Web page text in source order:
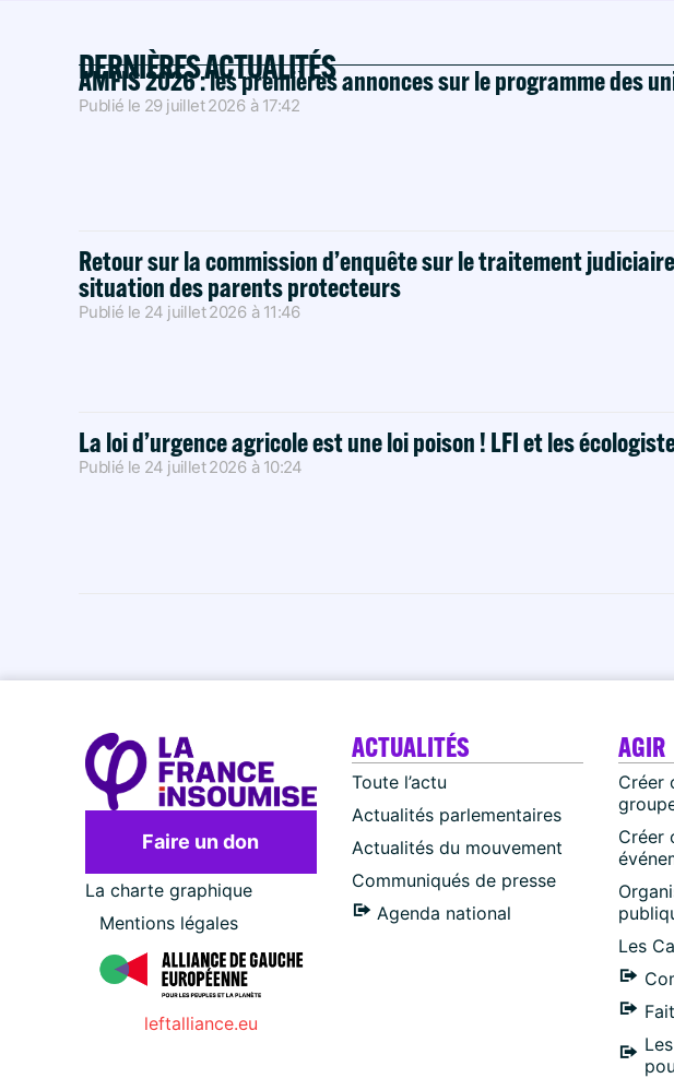
DERNIÈRES ACTUALITÉS
AMFIS 2026 : les premières annonces sur le programme des
Publié le 29 juillet 2026 à 17:42
Retour sur la commission d’enquête sur le traitement
situation des parents protecteurs
Publié le 24 juillet 2026 à 11:46
La loi d’urgence agricole est une loi poison ! LFI et les
Publié le 24 juillet 2026 à 10:24
Faire un don
La charte graphique
Mentions légales
leftalliance.eu
ACTUALITÉS
Toute l’actu
Actualités parlementaires
Actualités du mouvement
Communiqués de presse
Agenda national
AGIR
Créer
Créer
Les